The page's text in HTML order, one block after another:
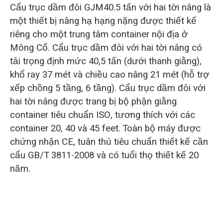
Cẩu trục dầm đôi GJM40.5 tấn với hai tời nâng là
một thiết bị nâng hạ hạng nặng được thiết kế
riêng cho một trung tâm container nội địa ở
Mông Cổ. Cẩu trục dầm đôi với hai tời nâng có
tải trọng định mức 40,5 tấn (dưới thanh giằng),
khổ ray 37 mét và chiều cao nâng 21 mét (hỗ trợ
xếp chồng 5 tầng, 6 tầng). Cẩu trục dầm đôi với
hai tời nâng được trang bị bộ phận giằng
container tiêu chuẩn ISO, tương thích với các
container 20, 40 và 45 feet. Toàn bộ máy được
chứng nhận CE, tuân thủ tiêu chuẩn thiết kế cần
cẩu GB/T 3811-2008 và có tuổi thọ thiết kế 20
năm.